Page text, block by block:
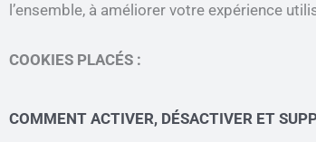
l’ensemble, à améliorer votre expérience
COOKIES PLACÉS :
COMMENT ACTIVER, DÉSACTIVER ET